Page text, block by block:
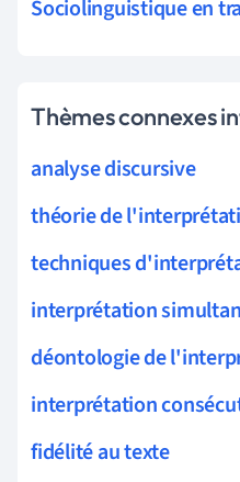
Sociolinguistique en
Thèmes connexes
analyse discursive
théorie de
techniques
interprétation
déontologie de
interprétation
fidélité au texte